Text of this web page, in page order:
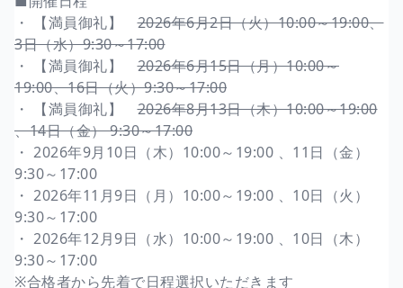
・ 【満員御礼】2026年6月2日（火）10:00～19:00、
3日（水）9:30～17:00
・ 【満員御礼】2026年6月15日（月）10:00～
19:00、16日（火）9:30～17:00
・ 【満員御礼】2026年8月13日（木）10:00～19:00
、14日（金） 9:30～17:00
・ 2026年9月10日（木）10:00～19:00 、11日（金）
9:30～17:00
・ 2026年11月9日（月）10:00～19:00 、10日（火）
9:30～17:00
・ 2026年12月9日（水）10:00～19:00 、10日（木）
9:30～17:00
※合格者から先着で日程選択いただきます